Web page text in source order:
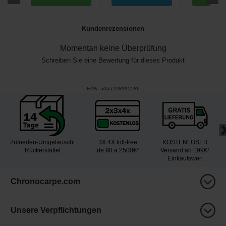
Kundenrezensionen
Momentan keine Überprüfung
Schreiben Sie eine Bewertung für dieses Produkt
EAN: 5055108995586
Zufrieden-Umgetauscht
Rückerstattet
3X 4X toll-free
de 90 a 2500€²
KOSTENLOSER
Versand ab 199€¹
Einkaufswert
Chronocarpe.com
Unsere Verpflichtungen